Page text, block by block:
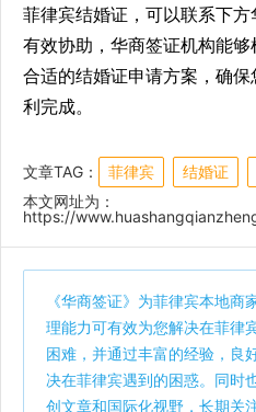
菲律宾结婚证，可以联系下
有效协助，华商签证机构能
合适的结婚证申请方案，确
利完成。
文章TAG： 菲律宾 结婚证
本文网址为：
https://
《华商签证》为菲律宾本地商
理能力可有效为您解决在菲律
困难，并通过丰富的经验，良
决在菲律宾遇到的困惑。同时
创文章和国际化视野，长期关